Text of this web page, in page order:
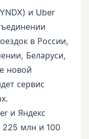
и Uber
в России,
Беларуси,
новой
сервис
и Яндекс
225 млн и 100